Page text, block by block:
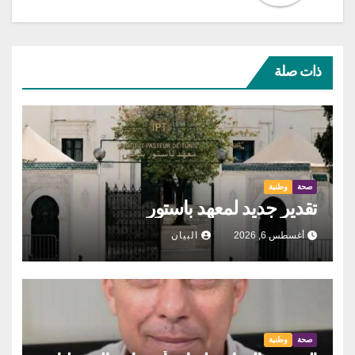
ذات صلة
صحة وطنية
تقدير جديد لمعهد باستور
أغسطس 6, 2026 البيان
صحة وطنية